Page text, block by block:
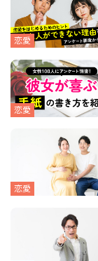
恋愛
恋愛
恋愛